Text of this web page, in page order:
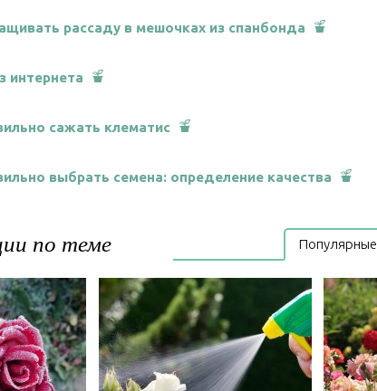
рассаду в мешочках из спанбонда
интернета
сажать клематис
выбрать семена: определение качества
по теме Популярные